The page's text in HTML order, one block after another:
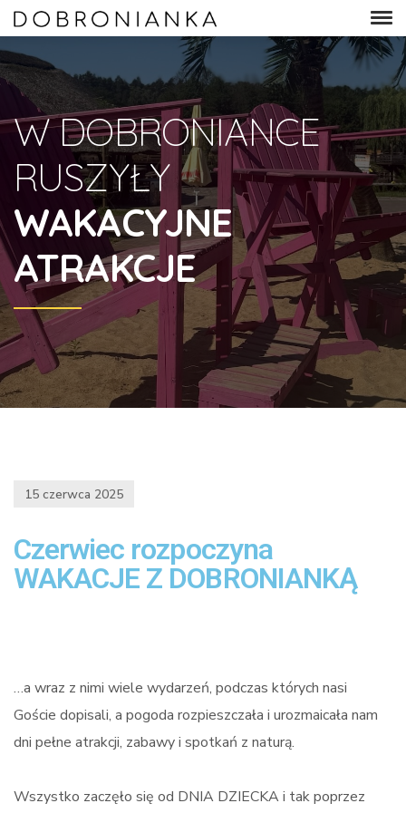
W DOBRONIANCE
RUSZYŁY
WAKACYJNE
ATRAKCJE
15 czerwca 2025
Czerwiec rozpoczyna
WAKACJE Z DOBRONIANKĄ
…a wraz z nimi wiele wydarzeń, podczas których nasi
Goście dopisali, a pogoda rozpieszczała i urozmaicała nam
dni pełne atrakcji, zabawy i spotkań z naturą.
Wszystko zaczęło się od DNIA DZIECKA i tak poprzez